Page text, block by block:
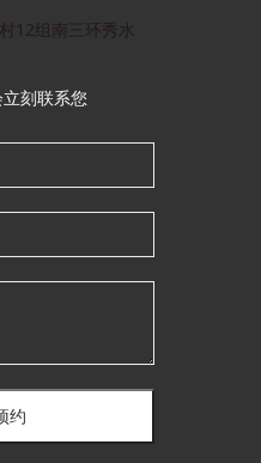
12组南三环秀水
刻联系您
约